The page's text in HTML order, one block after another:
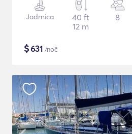
Jadrnica
40 ft
12 m
8
$631 /noč